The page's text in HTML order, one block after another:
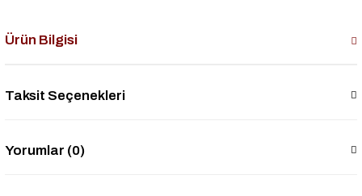
Ürün Bilgisi
Taksit Seçenekleri
Yorumlar (0)